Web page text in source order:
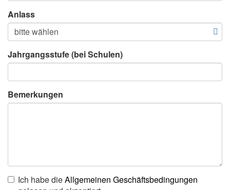
Anlass
Jahrgangsstufe (bei Schulen)
Bemerkungen
Ich habe dieAllgemeinen Geschäftsbedingungen